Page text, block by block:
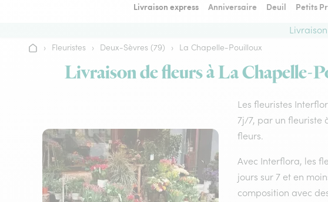
Livraison express Anniversaire Deuil Petits
Accueil
› Fleuristes › Deux-Sèvres (79) › La Chapelle-Pouilloux
Livraison de fleurs à La Chapelle-
Les fleuristes
7j/7, par un fleuriste
fleurs.
Avec Interflora, les
jours sur 7 et en
composition avec